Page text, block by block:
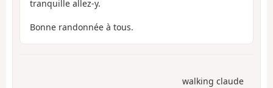
tranquille allez-y.
Bonne randonnée à tous.
walking claude